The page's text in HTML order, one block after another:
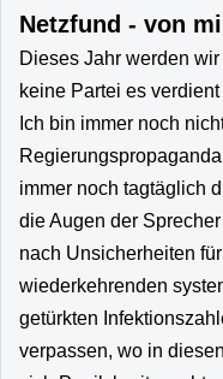
Netzfund - von
Dieses Jahr werden
keine Partei es
Ich bin immer noch
immer noch tagtäglich
die Augen der
nach Unsicherheiten
wiederkehrenden
getürkten
verpassen, wo in